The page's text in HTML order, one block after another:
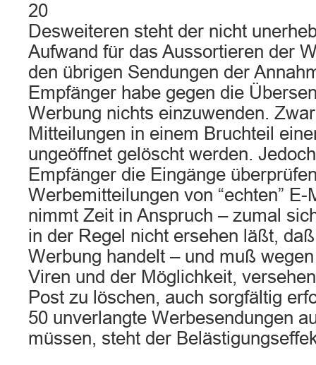
20
Desweiteren steht der nicht
Aufwand für das Aussortieren der
den übrigen Sendungen der
Empfänger habe gegen die
Werbung nichts einzuwenden.
Mitteilungen in einem Bruchteil
ungeöffnet gelöscht werden.
Empfänger die Eingänge
Werbemitteilungen von “echten”
nimmt Zeit in Anspruch – zumal
in der Regel nicht ersehen läßt,
Werbung handelt – und muß
Viren und der Möglichkeit,
Post zu löschen, auch sorgfältig
50 unverlangte Werbesendungen
müssen, steht der